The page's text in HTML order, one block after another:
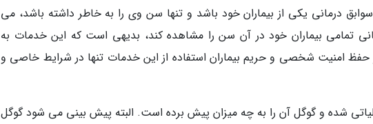
سوابق درمانی یکی از بیماران خود باشد و تنها سن وی را به خاطر داشته باشد، می
تمامی بیماران خود در آن سن را مشاهده کند، بدیهی است که این خدمات به
امنیت شخصی و حریم بیماران استفاده از این خدمات تنها در شرایط خاصی و
شده و گوگل آن را به چه میزان پیش برده است. البته پیش بینی می شود گوگل